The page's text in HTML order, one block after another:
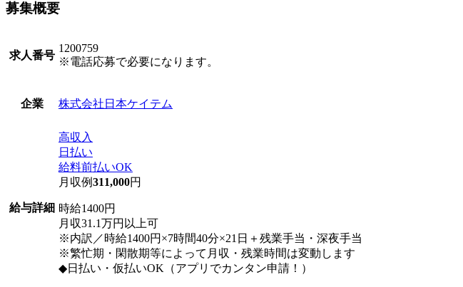
募集概要
求人番号
1200759
※電話応募で必要になります。
企業 株式会社日本ケイテム
給与詳細
高収入
日払い
給料前払いOK
月収例311,000円
時給1400円
月収31.1万円以上可
※内訳／時給1400円×7時間40分×21日＋残業手当・深夜手当
※繁忙期・閑散期等によって月収・残業時間は変動します
◆日払い・仮払いOK（アプリでカンタン申請！）